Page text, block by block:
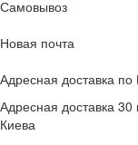
Самовывоз
Новая почта
Адресная доставка по
Адресная доставка 30
Киева